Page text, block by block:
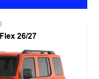
26/27